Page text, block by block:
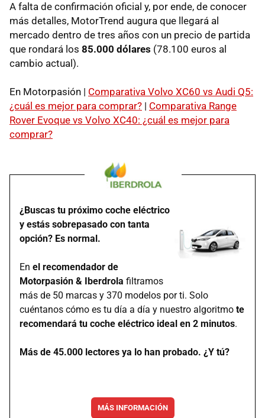
A falta de confirmación oficial y, por ende, de conocer
más detalles, MotorTrend augura que llegará al
mercado dentro de tres años con un precio de partida
que rondará los 85.000 dólares (78.100 euros al
cambio actual).
En Motorpasión | Comparativa Volvo XC60 vs Audi Q5:
¿cuál es mejor para comprar? | Comparativa Range
Rover Evoque vs Volvo XC40: ¿cuál es mejor para
comprar?
¿Buscas tu próximo coche eléctrico
y estás sobrepasado con tanta
opción? Es normal.
En el recomendador de
Motorpasión & Iberdrola filtramos
más de 50 marcas y 370 modelos por ti. Solo
cuéntanos cómo es tu día a día y nuestro algoritmo te
recomendará tu coche eléctrico ideal en 2 minutos.
Más de 45.000 lectores ya lo han probado. ¿Y tú?
MÁS INFORMACIÓN